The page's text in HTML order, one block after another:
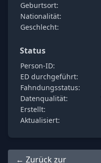
Geburtsort:
Nationalität:
Geschlecht:
Status
Person-ID:
ED durchgeführt:
Fahndungsstatus:
Datenqualität:
Erstellt:
Aktualisiert:
← Zurück zur